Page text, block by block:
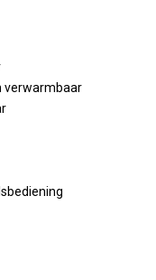
verwarmbaar